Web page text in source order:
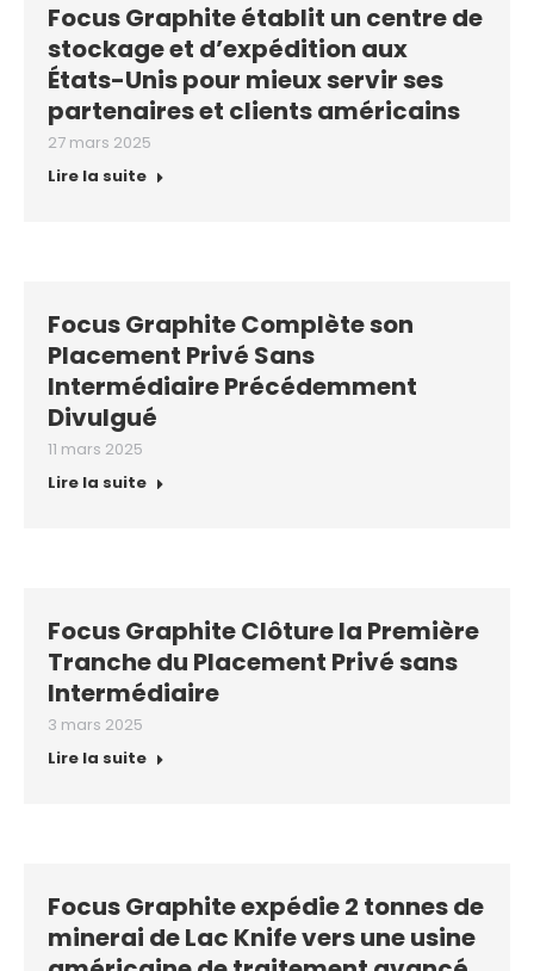
Focus Graphite établit un centre de
stockage et d’expédition aux
États-Unis pour mieux servir ses
partenaires et clients américains
27 mars 2025
Lire la suite
Focus Graphite Complète son
Placement Privé Sans
Intermédiaire Précédemment
Divulgué
11 mars 2025
Lire la suite
Focus Graphite Clôture la Première
Tranche du Placement Privé sans
Intermédiaire
3 mars 2025
Lire la suite
Focus Graphite expédie 2 tonnes de
minerai de Lac Knife vers une usine